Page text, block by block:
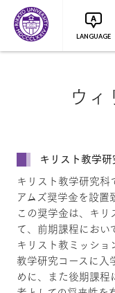
LANGUAGE
ウ
キリスト教学
キリスト教学研究
アムズ奨学金を設置
この奨学金は、キ
て、前期課程におい
キリスト教ミッシ
教学研究コースに入
めに、また後期課